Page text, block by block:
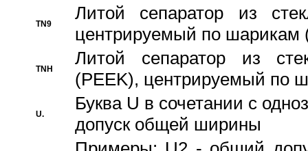
TN9
Литой сепаратор из
центрируемый по шарикам
TNH
Литой сепаратор из
(PEEK), центрируемый по
U.
Буква U в сочетании с
допуск общей ширины